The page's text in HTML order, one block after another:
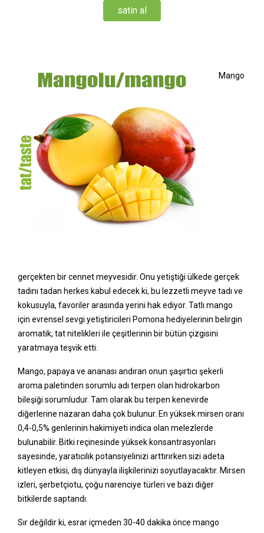
satin al
Mango
gerçekten bir cennet meyvesidir. Onu yetiştiği ülkede gerçek
tadını tadan herkes kabul edecek ki, bu lezzetli meyve tadı ve
kokusuyla, favoriler arasında yerini hak ediyor. Tatlı mango
için evrensel sevgi yetiştiricileri Pomona hediyelerinin belirgin
aromatik, tat nitelikleri ile çeşitlerinin bir bütün çizgisini
yaratmaya teşvik etti.
Mango, papaya ve ananası andıran onun şaşırtıcı şekerli
aroma paletinden sorumlu adı terpen olan hidrokarbon
bileşiği sorumludur. Tam olarak bu terpen kenevirde
diğerlerine nazaran daha çok bulunur. En yüksek mirsen oranı
0,4-0,5% genlerinin hakimiyeti indica olan melezlerde
bulunabilir. Bitki reçinesinde yüksek konsantrasyonları
sayesinde, yaratıcılık potansiyelinizi arttırırken sizi adeta
kitleyen etkisi, dış dünyayla ilişkilerinizi soyutlayacaktır. Mirsen
izleri, şerbetçiotu, çoğu narenciye türleri ve bazı diğer
bitkilerde saptandı.
Sır değildir ki, esrar içmeden 30-40 dakika önce mango